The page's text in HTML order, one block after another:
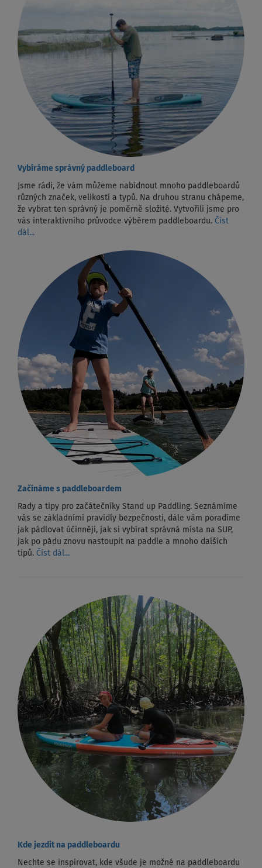
Vybíráme správný paddleboard
Jsme rádi, že vám můžeme nabídnout mnoho paddleboardů
různých značek, velikostí a typů. Na druhou stranu chápeme,
že vybrat ten správný je poměrně složité. Vytvořili jsme pro
vás interaktivního průvodce výběrem paddleboardu. Číst
dál...
Začínáme s paddleboardem
Rady a tipy pro začátečníky Stand up Paddling. Seznámíme
vás se základními pravidly bezpečnosti, dále vám poradíme
jak pádlovat účinněji, jak si vybírat správná místa na SUP,
jak po pádu znovu nastoupit na paddle a mnoho dalších
tipů. Číst dál...
Kde jezdit na paddleboardu
Nechte se inspirovat, kde všude je možné na paddleboardu